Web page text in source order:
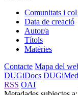
Comunitats i
Data de creació
Autor/a
Títols
Matèries
Contacte Mapa del
DUGiDocs
RSS OAI